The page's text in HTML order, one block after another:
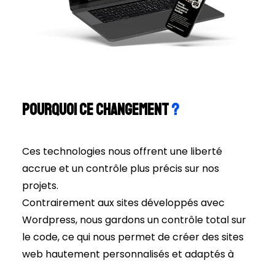
Pourquoi ce changement?
Ces technologies nous offrent une liberté
accrue et un contrôle plus précis sur nos
projets.
Contrairement aux sites développés avec
Wordpress, nous gardons un contrôle total sur
le code, ce qui nous permet de créer des sites
web hautement personnalisés et adaptés à